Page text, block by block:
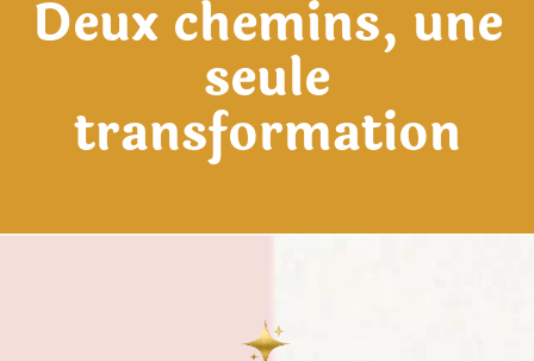
Deux chemins, une
seule
transformation